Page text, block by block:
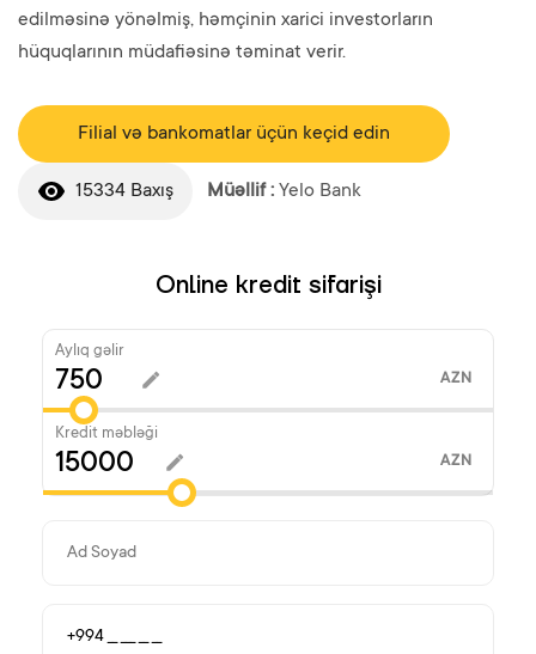
edilməsinə yönəlmiş, həmçinin xarici investorların
hüquqlarının müdafiəsinə təminat verir.
Filial və bankomatlar üçün keçid edin
15334 Baxış Müəllif : Yelo Bank
Online kredit sifarişi
Aylıq gəlir
AZN
Kredit məbləği
AZN